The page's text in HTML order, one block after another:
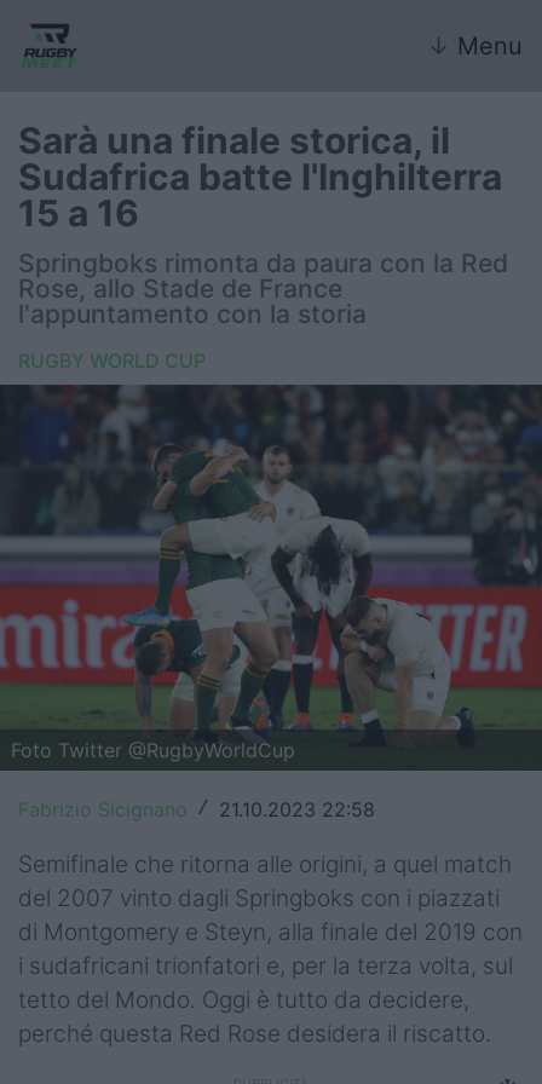
↓ Menu
Nazionale
Nazionali giovanili
Rugby Sevens
FIR
Internazionale
6 Nazioni
United Rugby Championship
Top14
Premiership
Champions Cup
Challenge Cup
Super Rugby
Rugby in TV
Mercato
Serie A Elite
Sarà una finale storica, il
Sudafrica batte l'Inghilterra
15 a 16
Springboks rimonta da paura con la Red
Rose, allo Stade de France
l'appuntamento con la storia
RUGBY WORLD CUP
Foto Twitter @RugbyWorldCup
Fabrizio Sicignano / 21.10.2023 22:58
Semifinale che ritorna alle origini, a quel match
del 2007 vinto dagli Springboks con i piazzati
di Montgomery e Steyn, alla finale del 2019 con
i sudafricani trionfatori e, per la terza volta, sul
tetto del Mondo. Oggi è tutto da decidere,
perché questa Red Rose desidera il riscatto.